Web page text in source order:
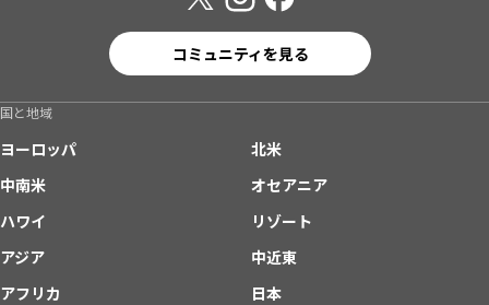
コミュニティを見る
国と地域
ヨーロッパ
北米
中南米
オセアニア
ハワイ
リゾート
アジア
中近東
アフリカ
日本